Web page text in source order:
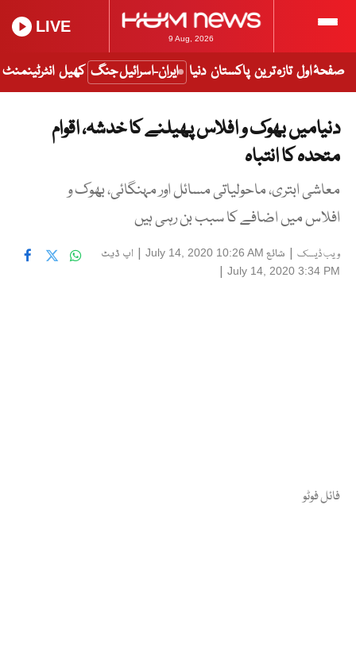
9 Aug, 2026
LIVE
صفحۂ اول تازہ ترین پاکستان دنیا ایران-اسرائیل جنگ کھیل انٹرٹینمنٹ
دنیامیں بھوک و افلاس پھیلنے کا خدشہ، اقوام
متحدہ کا انتباہ
معاشی ابتری، ماحولیاتی مسائل اور مہنگائی، بھوک و
افلاس میں اضافے کا سبب بن رہی ہیں
ویب ڈیسک | شائع July 14, 2020 10:26 AM
| اپ ڈیٹ
July 14, 2020 3:34 PM
|
فائل فوٹو